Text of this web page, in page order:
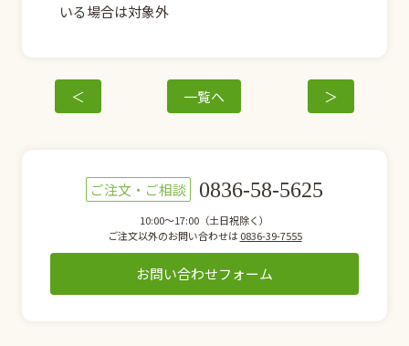
いる場合は対象外
＜ 一覧へ ＞
ご注文・ご相談 0836-58-5625
10:00～17:00（土日祝除く）
ご注文以外のお問い合わせは 0836-39-7555
お問い合わせフォーム